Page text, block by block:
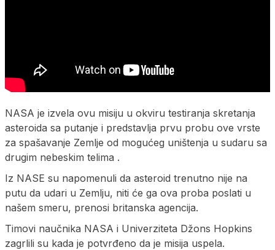
NASA je izvela ovu misiju u okviru testiranja skretanja
asteroida sa putanje i predstavlja prvu probu ove vrste
za spašavanje Zemlje od mogućeg uništenja u sudaru sa
drugim nebeskim telima .
Iz NASE su napomenuli da asteroid trenutno nije na
putu da udari u Zemlju, niti će ga ova proba poslati u
našem smeru, prenosi britanska agencija.
Timovi naučnika NASA i Univerziteta Džons Hopkins
zagrlili su kada je potvrđeno da je misija uspela.